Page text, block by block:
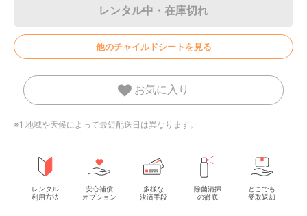
レンタル中・在庫切れ
他のチャイルドシートを見る
お気に入り
※1 地域や天候によって最短配送日は異なります。
レンタル
利用方法
安心補償
オプション
多様な
決済手段
除菌清掃
の徹底
どこでも
受取返却